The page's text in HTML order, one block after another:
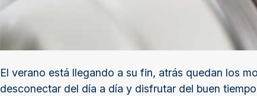
El verano está llegando a su fin, atrás quedan los
desconectar del día a día y disfrutar del buen